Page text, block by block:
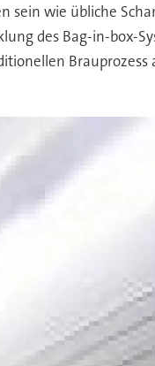
wie übliche
des Bag-in-box-